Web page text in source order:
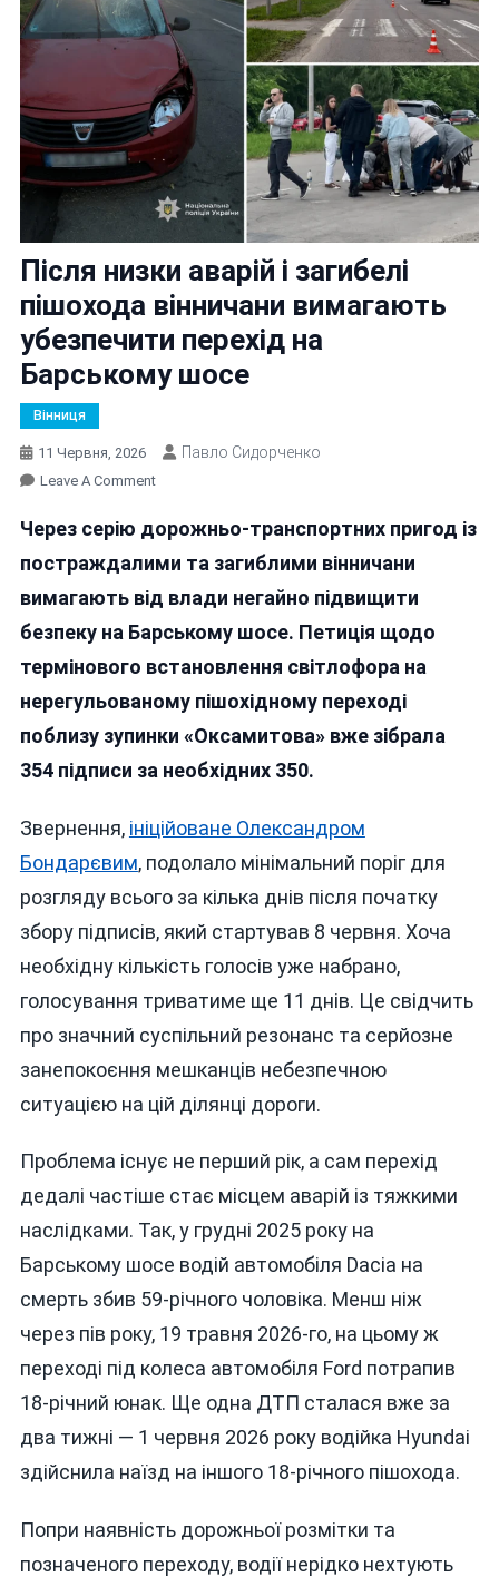
Після низки аварій і загибелі
пішохода вінничани вимагають
убезпечити перехід на
Барському шосе
Вінниця
11 Червня, 2026 Павло Сидорченко
Leave A CommentOn
Низки
Аварій
Загибелі
Пішохода
Убезпечити
Перехід
Через серію дорожньо-транспортних пригод із
постраждалими та загиблими вінничани
вимагають від влади негайно підвищити
безпеку на Барському шосе. Петиція щодо
термінового встановлення світлофора на
нерегульованому пішохідному переході
поблизу зупинки «Оксамитова» вже зібрала
354 підписи за необхідних 350.
Звернення, ініційоване Олександром
Бондарєвим, подолало мінімальний поріг для
розгляду всього за кілька днів після початку
збору підписів, який стартував 8 червня. Хоча
необхідну кількість голосів уже набрано,
голосування триватиме ще 11 днів. Це свідчить
про значний суспільний резонанс та серйозне
занепокоєння мешканців небезпечною
ситуацією на цій ділянці дороги.
Проблема існує не перший рік, а сам перехід
дедалі частіше стає місцем аварій із тяжкими
наслідками. Так, у грудні 2025 року на
Барському шосе водій автомобіля Dacia на
смерть збив 59-річного чоловіка. Менш ніж
через пів року, 19 травня 2026-го, на цьому ж
переході під колеса автомобіля Ford потрапив
18-річний юнак. Ще одна ДТП сталася вже за
два тижні — 1 червня 2026 року водійка Hyundai
здійснила наїзд на іншого 18-річного пішохода.
Попри наявність дорожньої розмітки та
позначеного переходу, водії нерідко нехтують